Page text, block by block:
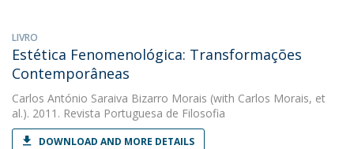
LIVRO
Estética Fenomenológica: Transformações
Contemporâneas
Carlos António Saraiva Bizarro Morais (with Carlos Morais, et
al.). 2011. Revista Portuguesa de Filosofia
DOWNLOAD AND MORE DETAILS